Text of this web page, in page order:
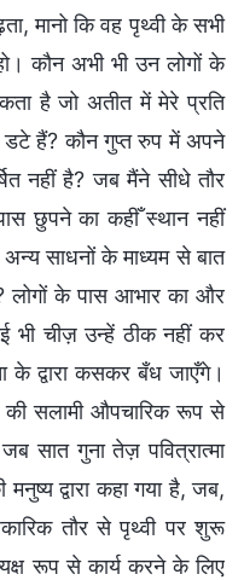
मानो कि वह पृथ्वी के सभी
कौन अभी भी उन लोगों के
है जो अतीत में मेरे प्रति
हैं? कौन गुप्त रुप में अपने
नहीं है? जब मैंने सीधे तौर
छुपने का कहीँ स्थान नहीं
साधनों के माध्यम से बात
लोगों के पास आभार का और
भी चीज़ उन्हें ठीक नहीं कर
के द्वारा कसकर बँध जाएँगे।
की सलामी औपचारिक रूप से
सात गुना तेज़ पवित्रात्मा
द्वारा कहा गया है, जब,
तौर से पृथ्वी पर शुरू
रूप से कार्य करने के लिए